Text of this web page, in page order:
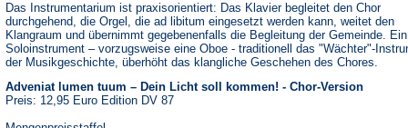
Das Instrumentarium ist praxisorientiert: Das Klavier begleitet den Chor
durchgehend, die Orgel, die ad libitum eingesetzt werden kann, weitet den
Klangraum und übernimmt gegebenenfalls die Begleitung der Gemeinde. Ein
Soloinstrument – vorzugsweise eine Oboe - traditionell das "Wächter"-
der Musikgeschichte, überhöht das klangliche Geschehen des Chores.
Adveniat lumen tuum – Dein Licht soll kommen! - Chor-Version
Preis: 12,95 Euro Edition DV 87